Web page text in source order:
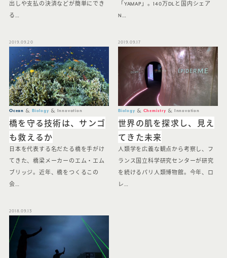
出しや支払の決済などが簡単にでき
る…
「YAMAP」。140万DLと国内シェア
N…
Ocean Biology Innovation
2019.09.20
橋を守る技術は、サンゴ
も救えるか
日本を代表する名だたる橋を手がけ
てきた、橋梁メーカーのエム・エム
ブリッジ。近年、橋をつくるこの
会…
Biology Chemistry Innovation
2019.09.17
世界の肌を探求し、見え
てきた未来
人類学を広義な観点から考察し、フ
ランス国立科学研究センターが研究
を続けるパリ人類博物館。今年、ロ
レ…
2018.09.13